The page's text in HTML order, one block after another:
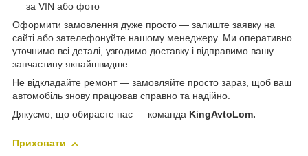
за VIN або фото
Оформити замовлення дуже просто — залиште заявку на
сайті або зателефонуйте нашому менеджеру. Ми оперативно
уточнимо всі деталі, узгодимо доставку і відправимо вашу
запчастину якнайшвидше.
Не відкладайте ремонт — замовляйте просто зараз, щоб ваш
автомобіль знову працював справно та надійно.
Дякуємо, що обираєте нас — команда KingAvtoLom.
Приховати